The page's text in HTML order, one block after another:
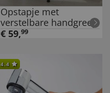
Opstapje met
verstelbare handgreep
€ 59,99
4.4